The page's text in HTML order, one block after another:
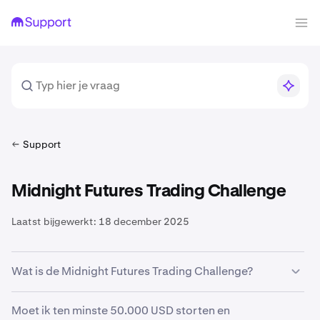
Support
Midnight Futures Trading Challenge
Laatst bijgewerkt: 18 december 2025
Wat is de Midnight Futures Trading Challenge?
De Midnight Futures Trading Challenge is een promotie
Moet ik ten minste 50.000 USD storten en